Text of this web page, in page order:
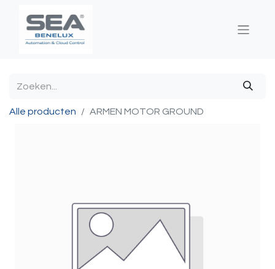
Alle producten ARMEN MOTOR GROUND